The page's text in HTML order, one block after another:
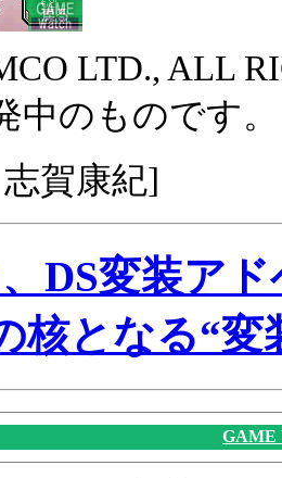
LTD., ALL
中のものです。
志賀康紀]
DS変装ア
核となる“変
GAME